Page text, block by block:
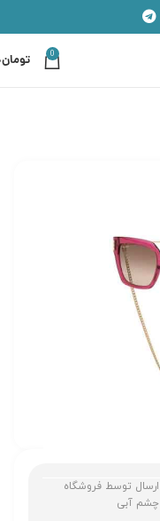
0 تومان
ارسال توسط فروشگاه
چشم آبی